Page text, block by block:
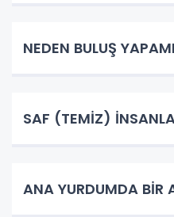
NEDEN BULUŞ
SAF (TEMİZ)
ANA YURDUMDA BİR